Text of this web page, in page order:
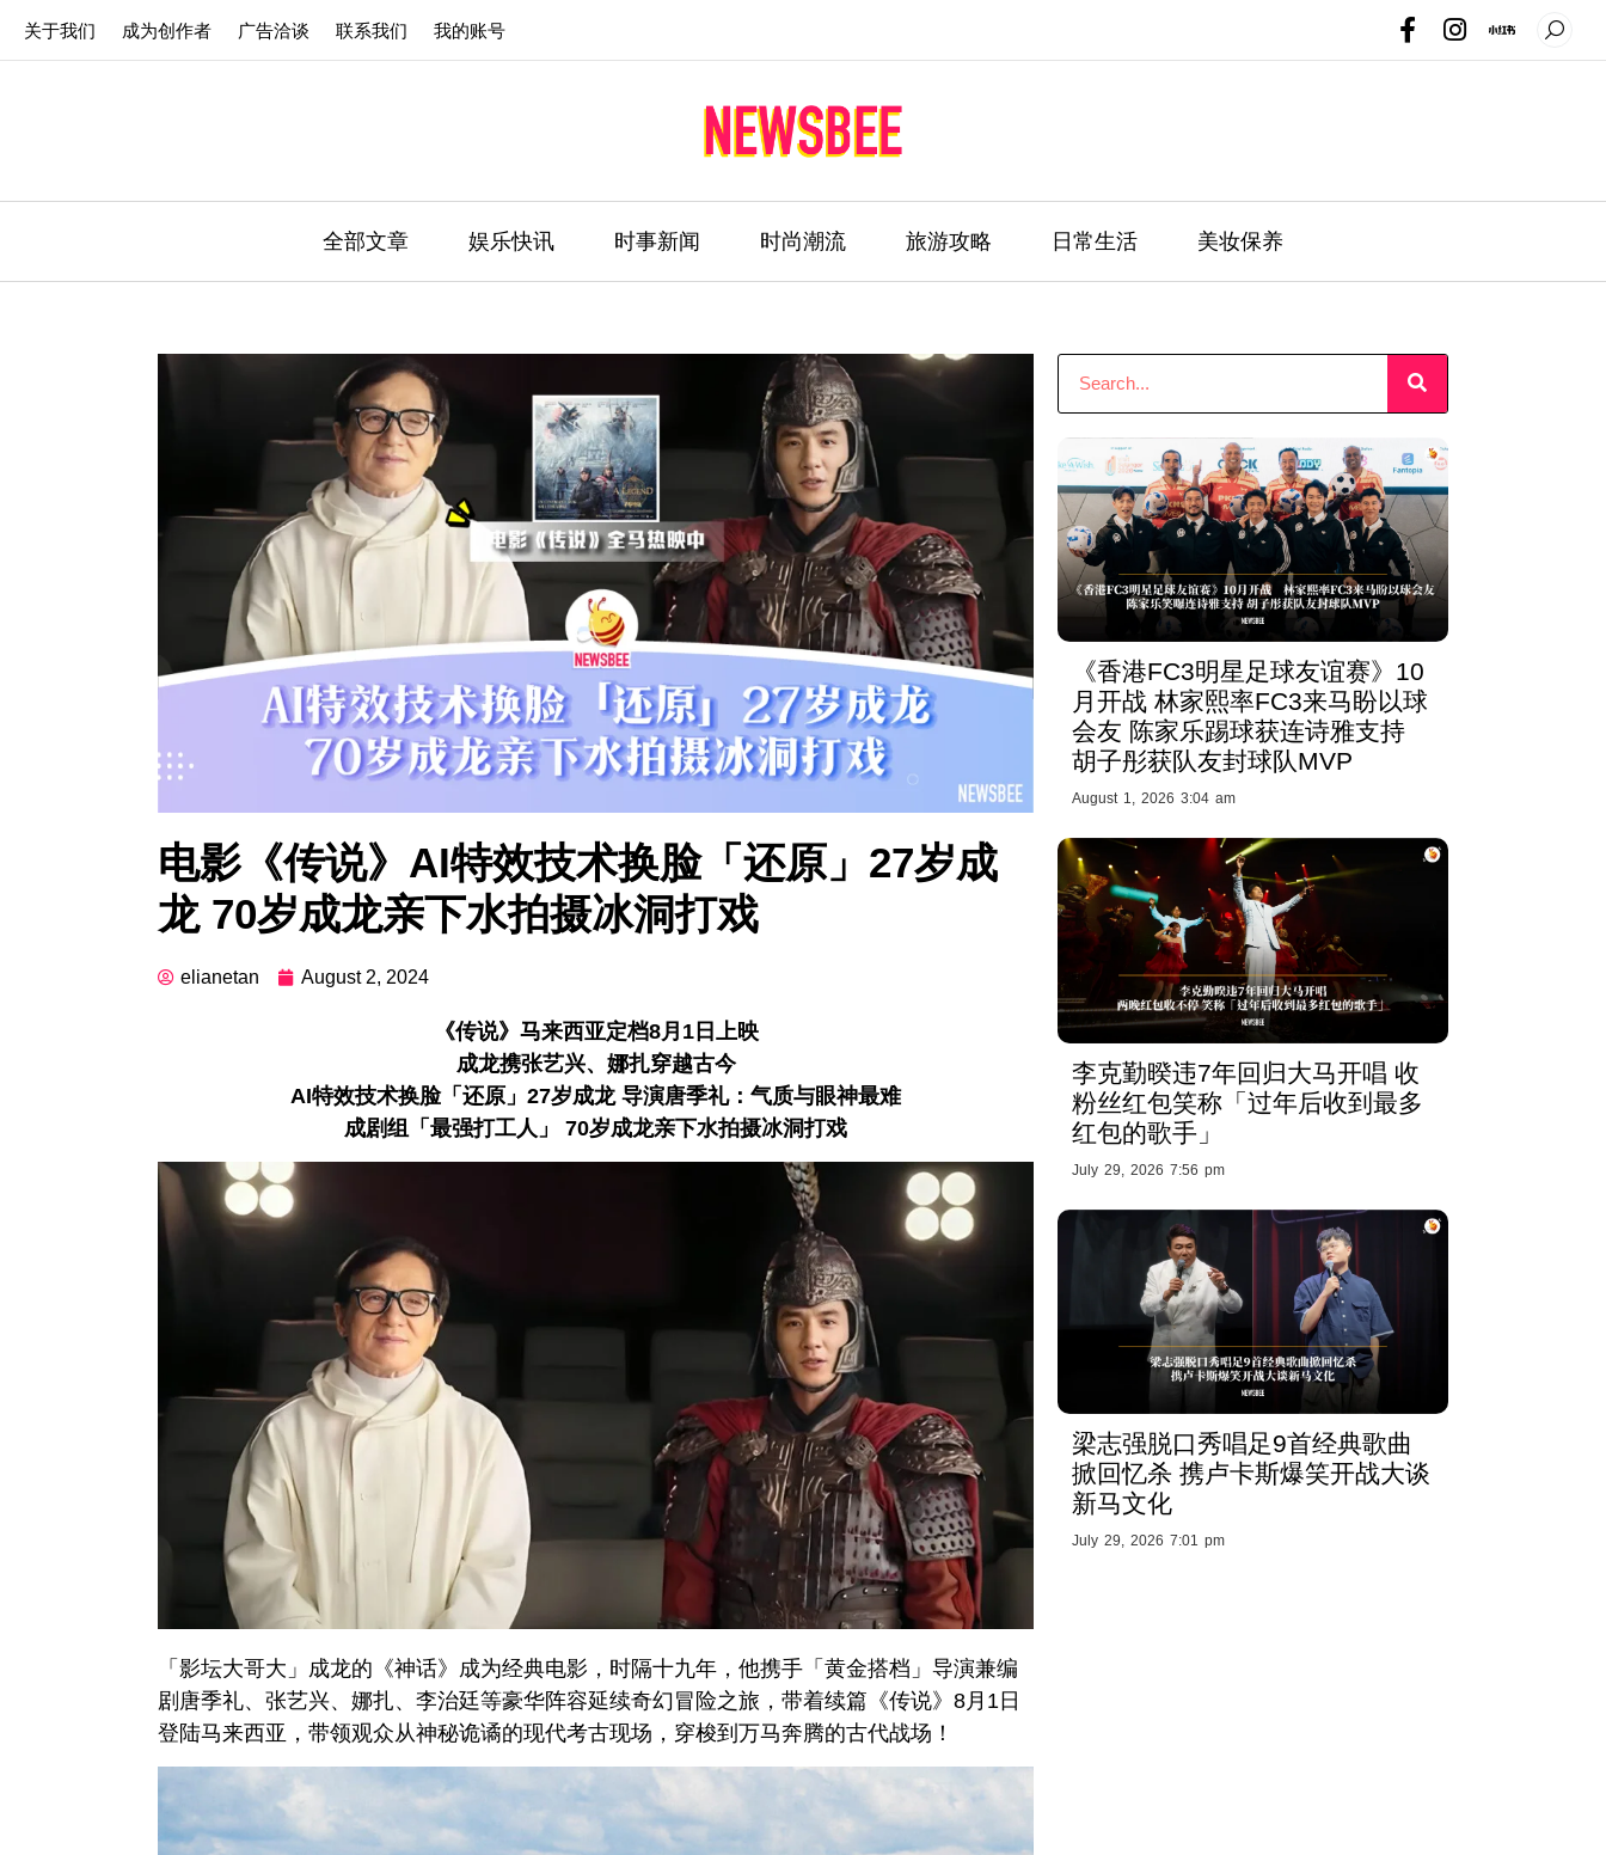
关于我们 成为创作者 广告洽谈 联系我们 我的账号
全部文章 娱乐快讯 时事新闻 时尚潮流 旅游攻略 日常生活 美妆保养
电影《传说》AI特效技术换脸「还原」27岁成
龙 70岁成龙亲下水拍摄冰洞打戏
elianetan August 2, 2024
《传说》马来西亚定档8月1日上映
成龙携张艺兴、娜扎穿越古今
AI特效技术换脸「还原」27岁成龙 导演唐季礼：气质与眼神最难
成剧组「最强打工人」 70岁成龙亲下水拍摄冰洞打戏
「影坛大哥大」成龙的《神话》成为经典电影，时隔十九年，他携手「黄金搭档」导演兼编
剧唐季礼、张艺兴、娜扎、李治廷等豪华阵容延续奇幻冒险之旅，带着续篇《传说》8月1日
登陆马来西亚，带领观众从神秘诡谲的现代考古现场，穿梭到万马奔腾的古代战场！
《香港FC3明星足球友谊赛》10
月开战 林家熙率FC3来马盼以球
会友 陈家乐踢球获连诗雅支持
胡子彤获队友封球队MVP
August 1, 2026 3:04 am
李克勤暌违7年回归大马开唱 收
粉丝红包笑称「过年后收到最多
红包的歌手」
July 29, 2026 7:56 pm
梁志强脱口秀唱足9首经典歌曲
掀回忆杀 携卢卡斯爆笑开战大谈
新马文化
July 29, 2026 7:01 pm